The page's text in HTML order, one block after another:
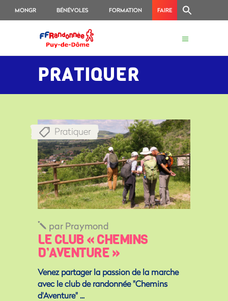
MONGR BÉNÉVOLES FORMATION FAIRE
PRATIQUER
Pratiquer
par Praymond
LE CLUB « CHEMINS
D’AVENTURE »
Venez partager la passion de la marche
avec le club de randonnée "Chemins
d'Aventure"